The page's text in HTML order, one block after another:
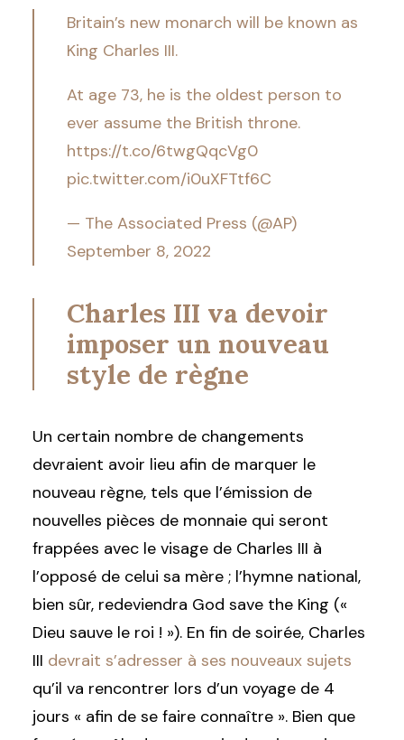
Britain’s new monarch will be known as
King Charles III.
At age 73, he is the oldest person to
ever assume the British throne.
https://t.co/6twgQqcVg0
pic.twitter.com/i0uXFTtf6C
— The Associated Press (@AP)
September 8, 2022
Charles III va devoir
imposer un nouveau
style de règne
Un certain nombre de changements
devraient avoir lieu afin de marquer le
nouveau règne, tels que l’émission de
nouvelles pièces de monnaie qui seront
frappées avec le visage de Charles III à
l’opposé de celui sa mère ; l’hymne national,
bien sûr, redeviendra God save the King («
Dieu sauve le roi ! »). En fin de soirée, Charles
III devrait s’adresser à ses nouveaux sujets
qu’il va rencontrer lors d’un voyage de 4
jours « afin de se faire connaître ». Bien que